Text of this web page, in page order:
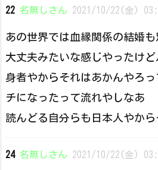
22 名無しさん 2021/10/22(金)
あの世界では血縁関係の結婚
大丈夫みたいな感じやったけ
身者やからそれはあかんやろ
チになったって流れやしなあ
読んどる自分らも日本人やか
24 名無しさん 2021/10/22(金)